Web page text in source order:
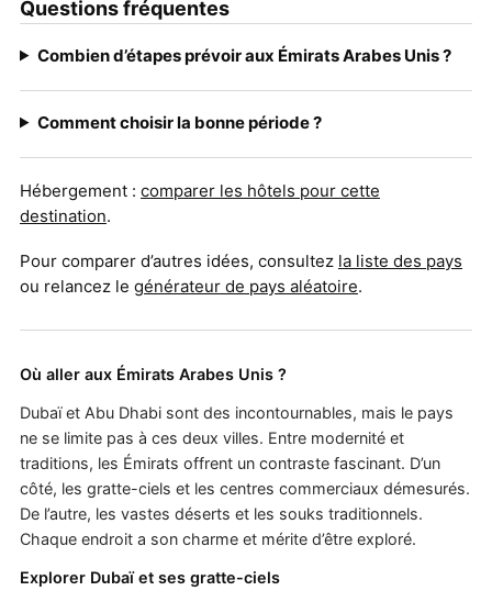
Questions fréquentes
Combien d’étapes prévoir aux Émirats Arabes Unis ?
Comment choisir la bonne période ?
Hébergement : comparer les hôtels pour cette
destination.
Pour comparer d’autres idées, consultez la liste des pays
ou relancez le générateur de pays aléatoire.
Où aller aux Émirats Arabes Unis ?
Dubaï et Abu Dhabi sont des incontournables, mais le pays
ne se limite pas à ces deux villes. Entre modernité et
traditions, les Émirats offrent un contraste fascinant. D’un
côté, les gratte-ciels et les centres commerciaux démesurés.
De l’autre, les vastes déserts et les souks traditionnels.
Chaque endroit a son charme et mérite d’être exploré.
Explorer Dubaï et ses gratte-ciels